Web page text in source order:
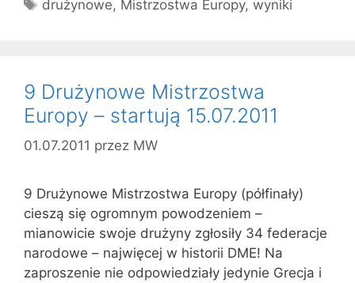
drużynowe, Mistrzostwa Europy,wyniki
9 Drużynowe Mistrzostw​a
Europy – startują 15.07.2011
01.07.2011 przez MW
9 Drużynowe Mistrzostw​a Europy (półfinały)
cieszą się ogromnym powodzeniem –
mianowicie swoje drużyny zgłosiły 34 federacje
narodowe – najwięcej w historii DME! Na
zaproszenie nie odpowiedziały jedynie Grecja i